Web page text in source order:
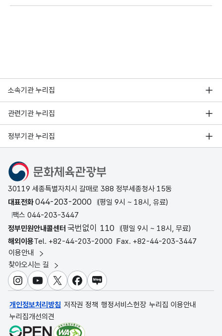
소속기관 누리집
관련기관 누리집
정부기관 누리집
문화체육관광부
30119 세종특별자치시 갈매로 388 정부세종청사 15동
대표전화044-203-2000
(평일 9시 ~ 18시, 유료)
팩스 044-203-3447
정부민원안내콜센터 국번없이 110
(평일 9시 ~ 18시, 무료)
해외이용Tel. +82-44-203-2000 Fax. +82-44-203-3447
이용안내
찾아오시는 길
인스타그램
유튜브X 페이스북
블로그
개인정보처리방침 저작권 정책 행정서비스헌장 누리집 이용안내
누리집개선의견